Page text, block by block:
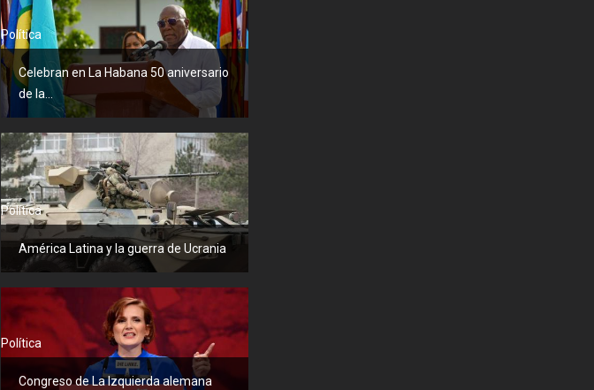
Política
Celebran en La Habana 50 aniversario
de la...
Política
América Latina y la guerra de Ucrania
Política
Congreso de La Izquierda alemana